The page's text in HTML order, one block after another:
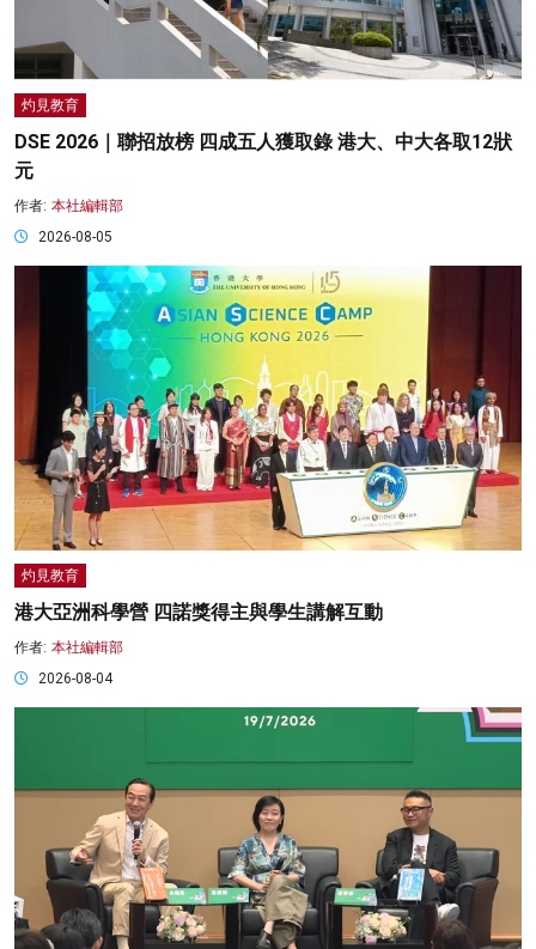
灼見教育
DSE 2026｜聯招放榜 四成五人獲取錄 港大、中大各取12狀
元
作者: 本社編輯部
2026-08-05
灼見教育
港大亞洲科學營 四諾獎得主與學生講解互動
作者: 本社編輯部
2026-08-04